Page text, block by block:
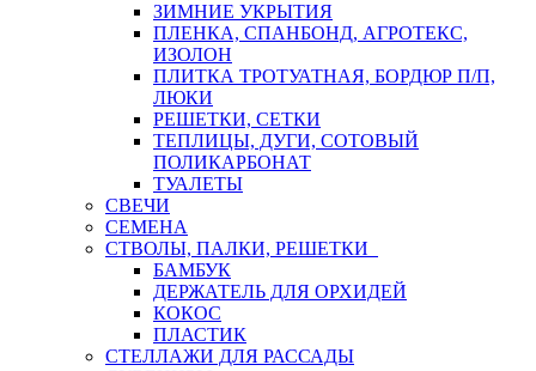
ЗИМНИЕ УКРЫТИЯ
ПЛЕНКА, СПАНБОНД, АГРОТЕКС,
ИЗОЛОН
ПЛИТКА ТРОТУАТНАЯ, БОРДЮР П/П,
ЛЮКИ
РЕШЕТКИ, СЕТКИ
ТЕПЛИЦЫ, ДУГИ, СОТОВЫЙ
ПОЛИКАРБОНАТ
ТУАЛЕТЫ
СВЕЧИ
СЕМЕНА
СТВОЛЫ, ПАЛКИ, РЕШЕТКИ
БАМБУК
ДЕРЖАТЕЛЬ ДЛЯ ОРХИДЕЙ
КОКОС
ПЛАСТИК
СТЕЛЛАЖИ ДЛЯ РАССАДЫ